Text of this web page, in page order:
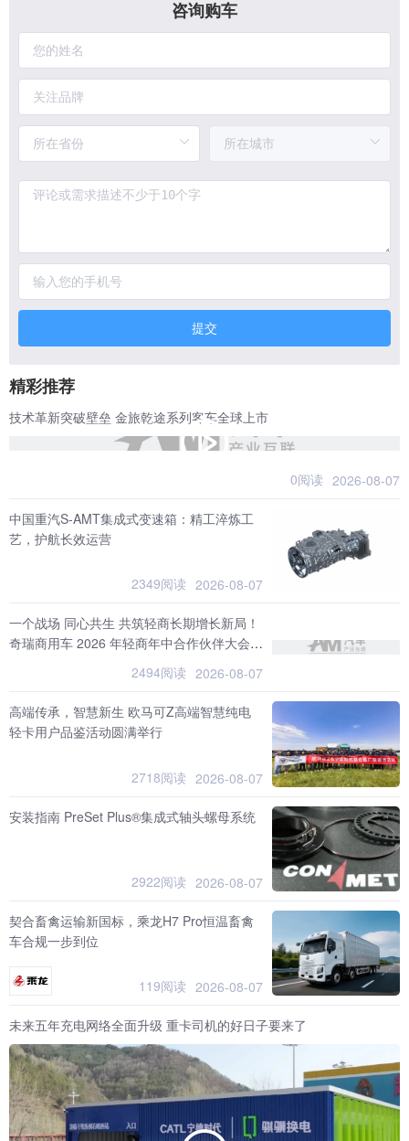
咨询购车
提交
精彩推荐
技术革新突破壁垒 金旅乾途系列客车全球上市
0阅读 2026-08-07
中国重汽S-AMT集成式变速箱：精工淬炼工
艺，护航长效运营
2349阅读 2026-08-07
一个战场 同心共生 共筑轻商长期增长新局！
奇瑞商用车 2026 年轻商年中合作伙伴大会隆
2494阅读 2026-08-07
高端传承，智慧新生 欧马可Z高端智慧纯电
轻卡用户品鉴活动圆满举行
2718阅读 2026-08-07
安装指南 PreSet Plus®集成式轴头螺母系统
2922阅读 2026-08-07
契合畜禽运输新国标，乘龙H7 Pro恒温畜禽
车合规一步到位
119阅读 2026-08-07
未来五年充电网络全面升级 重卡司机的好日子要来了